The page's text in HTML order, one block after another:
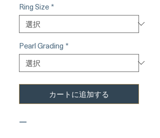
Ring Size*
Pearl Grading *
カートに追加する
—